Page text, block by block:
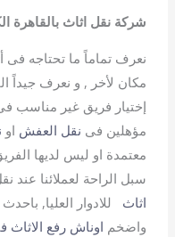
شركة نقل اثاث بالقاهرة
نعرف تماماً ما تحتاجه فى
مكان لأخر , و نعرف جيداً
إختيار فريق غير مناسب
مؤهلين فى نقل العفش او
معتمدة او ليس لديها
سبل الراحة لعملائنا عند
اثاث للادوار العليا,
واضخم اوناش رفع